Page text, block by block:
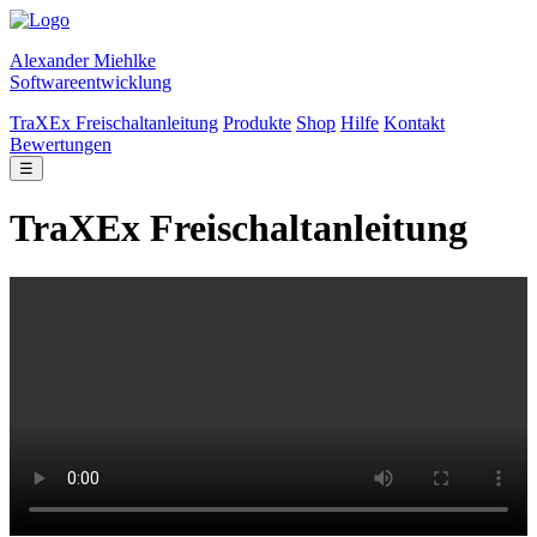
Alexander Miehlke
Softwareentwicklung
TraXEx Freischaltanleitung Produkte Shop Hilfe Kontakt
Bewertungen
☰
TraXEx Freischaltanleitung